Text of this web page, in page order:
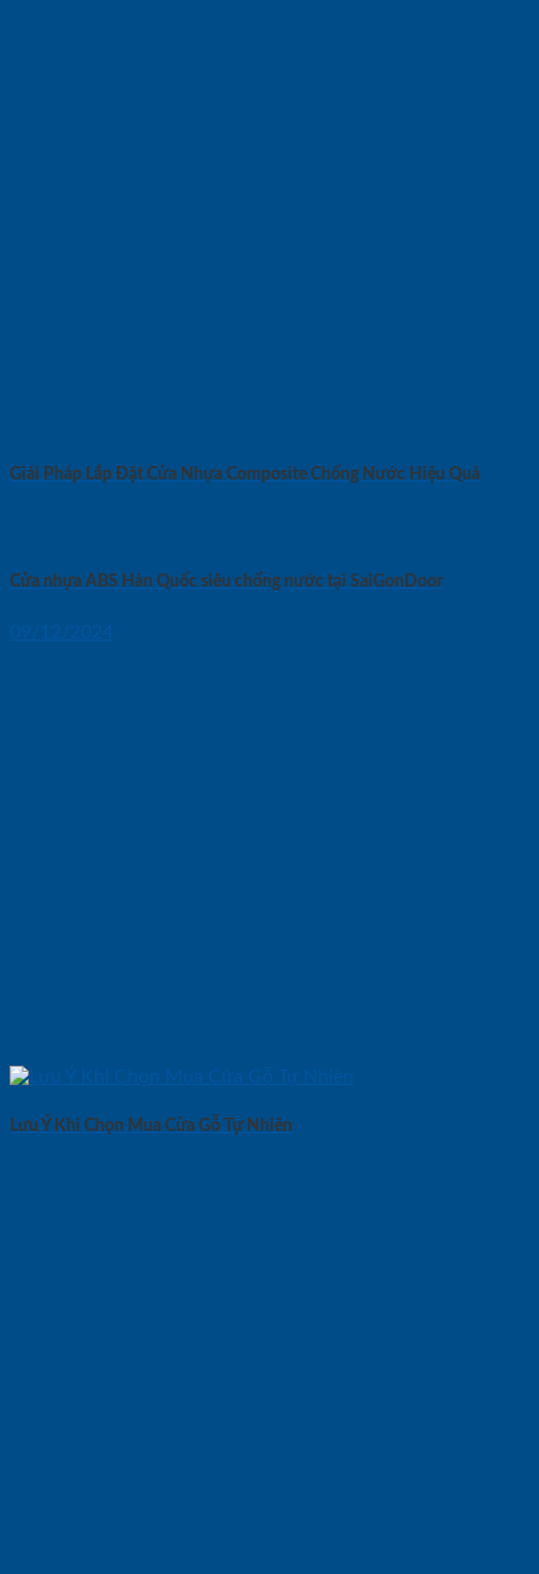
Giải Pháp Lắp Đặt Cửa Nhựa Composite Chống Nước Hiệu Quả
Cửa nhựa ABS Hàn Quốc siêu chống nước tại SaiGonDoor
09/12/2024
Lưu Ý Khi Chọn Mua Cửa Gỗ Tự Nhiên